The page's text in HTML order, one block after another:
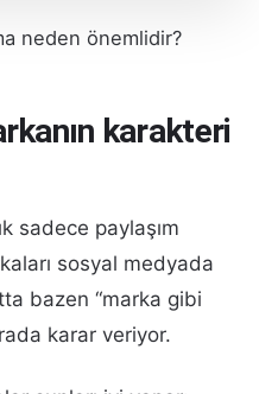
neden önemlidir?
karakteri
sadece paylaşım
sosyal medyada
bazen “marka gibi
karar veriyor.